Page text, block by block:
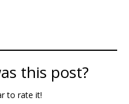
this post?
to rate it!